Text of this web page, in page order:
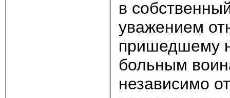
в
уважением
пришедшему
больным
независимо